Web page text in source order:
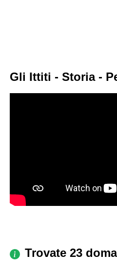
Gli Ittiti - Storia -
Trovate 23